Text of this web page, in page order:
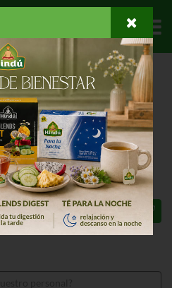
FIORUCCI
MANCHEGO 5